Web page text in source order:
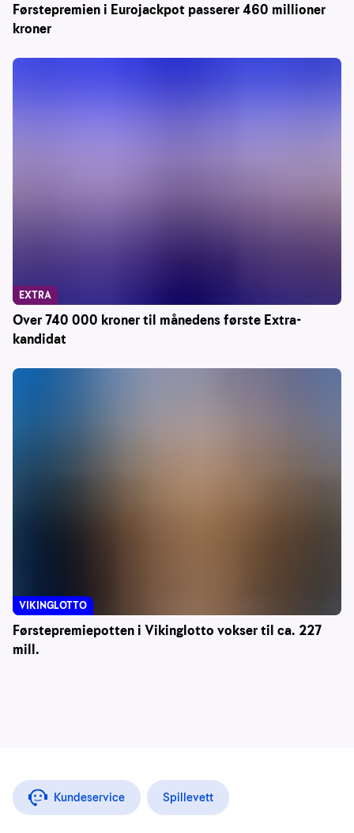
Førstepremien i Eurojackpot passerer 460 millioner
kroner
Over 740 000 kroner til månedens første Extra-
kandidat
EXTRA
Førstepremiepotten i Vikinglotto vokser til ca. 227
mill.
VIKINGLOTTO
Kundeservice Spillevett